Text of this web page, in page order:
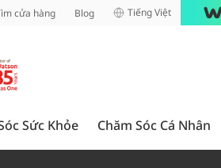
cửa hàng Blog Tiếng Việt
Sức Khỏe Chăm Sóc Cá Nhân